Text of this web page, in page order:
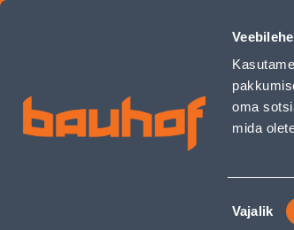
oma
mida
Nõusoleku
valik
Vajalik
POKAALID TOGNANA DAVOR 3TK PAKIS
Обслуживание